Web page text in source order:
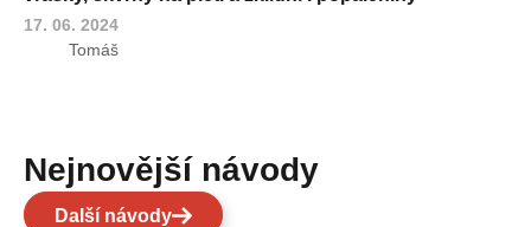
17. 06. 2024
Tomáš
Nejnovější návody
Další návody